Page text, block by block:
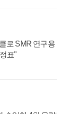
로 SMR 연구용
표"